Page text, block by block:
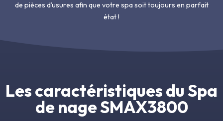
de pièces d’usures afin que votre spa soit toujours en parfait
état !
Les caractéristiques du Spa
de nage SMAX3800